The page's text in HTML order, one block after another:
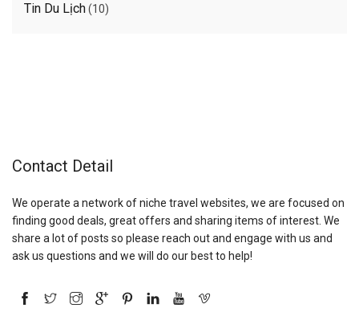
Tin Du Lịch(10)
Contact Detail
We operate a network of niche travel websites, we are focused on
finding good deals, great offers and sharing items of interest. We
share a lot of posts so please reach out and engage with us and
ask us questions and we will do our best to help!